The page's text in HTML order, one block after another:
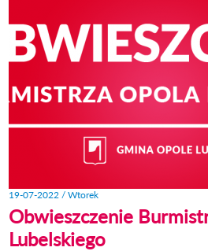
19-07-2022 / Wtorek
Obwieszczenie
Lubelskiego